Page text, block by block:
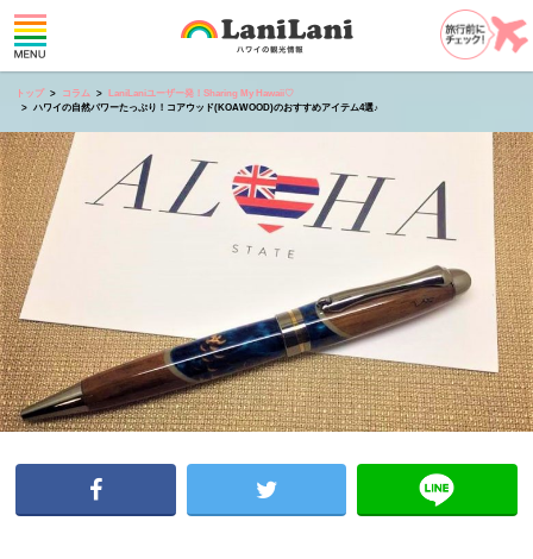
トップ コラム
LaniLaniユーザー発！Sharing My Hawaii♡
ハワイの自然パワーたっぷり！コアウッド(KOAWOOD)のおすすめアイテム4選♪